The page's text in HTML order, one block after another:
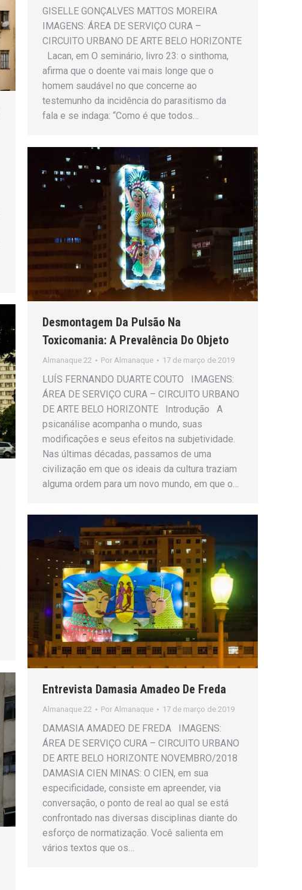
GISELLE GONÇALVES MATTOS MOREIRA
IMAGENS: ÁREA DE SERVIÇO CURA –
CIRCUITO URBANO DE ARTE BELO HORIZONTE
Lacan, em O seminário, livro 23: o sinthoma,
afirma que o doente vai mais longe que o
homem saudável no que concerne ao
testemunho da incidência do parasitismo da
fala e se indaga: “Como é que todos…
Desmontagem Da Pulsão Na
Toxicomania: A Prevalência Do Objeto
Almanaque 22 Por Almanaque 17 de março de 2019
LUÍS FERNANDO DUARTE COUTO IMAGENS:
ÁREA DE SERVIÇO CURA – CIRCUITO URBANO
DE ARTE BELO HORIZONTE Introdução A
psicanálise acompanha o mundo, suas
modificações e seus efeitos na subjetividade.
Nas últimas décadas, passamos de uma
civilização em que os ideais da cultura traziam
alguma ordem para um novo mundo, em que o…
Entrevista Damasia Amadeo De Freda
Almanaque 22 Por Almanaque 17 de março de 2019
DAMASIA AMADEO DE FREDA IMAGENS:
ÁREA DE SERVIÇO CURA – CIRCUITO URBANO
DE ARTE BELO HORIZONTE NOVEMBRO/2018
DAMASIA CIEN MINAS: O CIEN, em sua
especificidade, consiste em apreender, via
conversação, o ponto de real ao qual se está
confrontado nas diversas disciplinas diante do
esforço de normatização. Você salienta em
vários textos que os…